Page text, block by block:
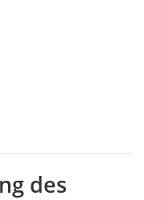
des